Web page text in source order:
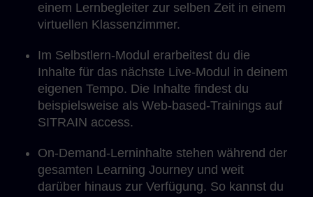
einem Lernbegleiter zur selben Zeit in einem
virtuellen Klassenzimmer.
Im Selbstlern-Modul erarbeitest du die
Inhalte für das nächste Live-Modul in deinem
eigenen Tempo. Die Inhalte findest du
beispielsweise als Web-based-Trainings auf
SITRAIN access.
On-Demand-Lerninhalte stehen während der
gesamten Learning Journey und weit
darüber hinaus zur Verfügung. So kannst du